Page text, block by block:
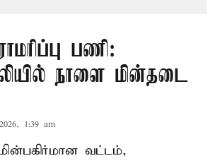
பணி:
நாளை மின்தடை
1:39 am
வட்டம்,